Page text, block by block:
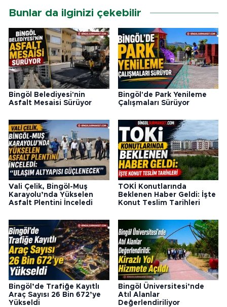
Bunlar da ilginizi çekebilir
Bingöl Belediyesi'nin
Asfalt Mesaisi Sürüyor
Bingöl'de Park Yenileme
Çalışmaları Sürüyor
Vali Çelik, Bingöl-Muş
Karayolu’nda Yükselen
Asfalt Plentini İnceledi
TOKİ Konutlarında
Beklenen Haber Geldi: İşte
Konut Teslim Tarihleri
Bingöl’de Trafiğe Kayıtlı
Araç Sayısı 26 Bin 672’ye
Yükseldi
Bingöl Üniversitesi’nde
Atıl Alanlar
Değerlendiriliyor